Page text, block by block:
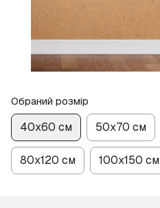
Обраний розмір
40х60 см 50х70 см
80х120 см 100х150 см